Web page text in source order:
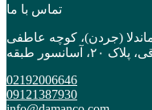
تماس با ما
ماندلا (جردن)، کوچه عاطفی
02192006646
09121387930